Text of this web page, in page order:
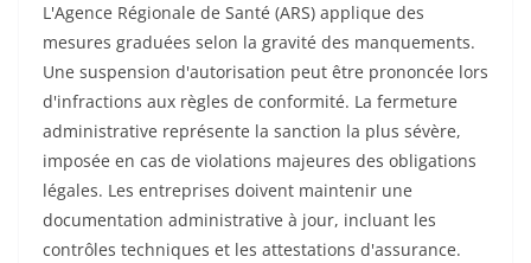
L'Agence Régionale de Santé (ARS) applique des
mesures graduées selon la gravité des manquements.
Une suspension d'autorisation peut être prononcée lors
d'infractions aux règles de conformité. La fermeture
administrative représente la sanction la plus sévère,
imposée en cas de violations majeures des obligations
légales. Les entreprises doivent maintenir une
documentation administrative à jour, incluant les
contrôles techniques et les attestations d'assurance.